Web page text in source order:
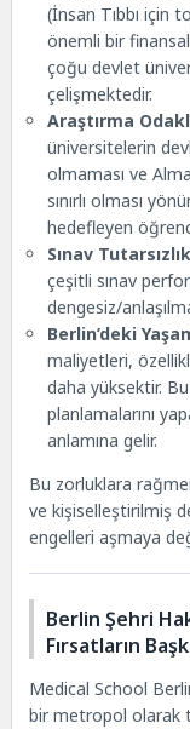
(İnsan Tıbbı için
önemli bir
çoğu devlet
çelişmektedir.
Araştırma
üniversitelerin
olmaması ve
sınırlı olması
hedefleyen
Sınav
çeşitli sınav
dengesiz/
Berlin’deki
maliyetleri,
daha yüksektir.
planlamalarını
anlamına gelir.
Bu zorluklara
ve kişiselleştirilmiş
engelleri aşmaya
Berlin Şehri
Fırsatların
Medical School
bir metropol olarak